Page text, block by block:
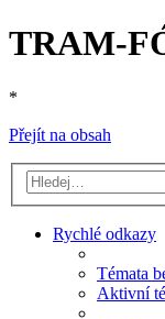
TRAM-
*
Přejít na obsah
Rychlé odkazy
Témata
Aktivní